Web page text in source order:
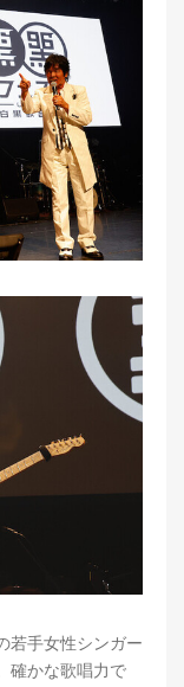
若手女性シンガー
確かな歌唱力で